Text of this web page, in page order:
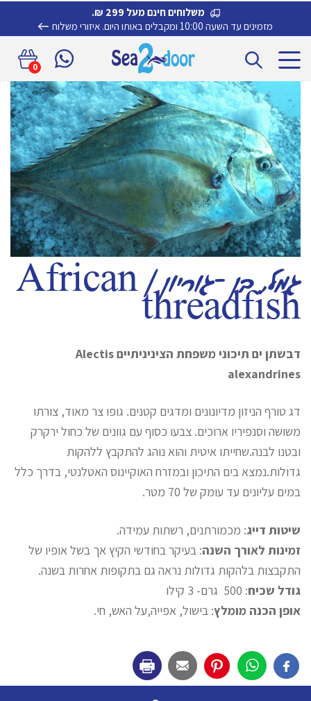
משלוחים חינם מעל 299 ₪.
מזמינים עד השעה 10:00 ומקבלים באותו היום.
איזורי משלוח
דלג
לניווט
לדלג
לתוכן
0
גמל, בן –גוריון | African
threadfish
דבשתן ים תיכוני משפחת הציניניתיים Alectis
alexandrines
דג טורף הניזון מדיונונים ומדגים קטנים. גופו צר מאוד, צורתו
משושה וסנפיריו ארוכים. צבעו כסוף עם גוונים של כחול ירקרק
ובטנו לבנה.שחייתו איטית והוא נוהג להתקבץ ללהקות
גדולות.נמצא בים התיכון ובמזרח האוקיינוס האטלנטי, בדרך כלל
במים עליונים עד עומק של 70 מטר.
שיטות דייג: מכמורתנים, רשתות עמידה.
זמינות לאורך השנה: בעיקר בחודשי הקיץ אך בשל אופיו של
התקבצות בלהקות גדולות נראה גם בתקופות אחרות בשנה.
גודל שכיח: 500 גרם- 3 קילו
אופן הכנה מומלץ: בישול, אפייה,על האש, חי.